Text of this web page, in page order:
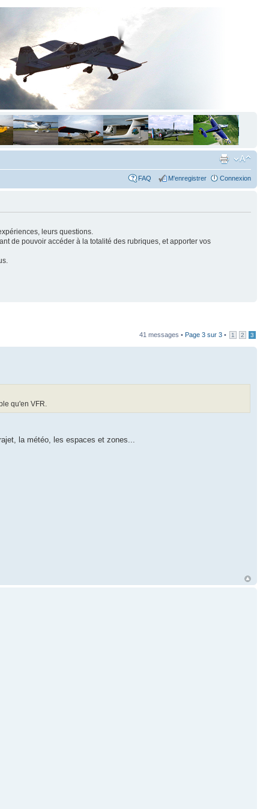
FAQ M'enregistrer Connexion
leurs questions.
de pouvoir accéder à la totalité des rubriques, et apporter vos
41 messages • Page 3 sur 3 • 1 2 3
qu'en VFR.
la météo, les espaces et zones...